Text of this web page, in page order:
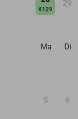
€129
29
Ma
Di
5 6